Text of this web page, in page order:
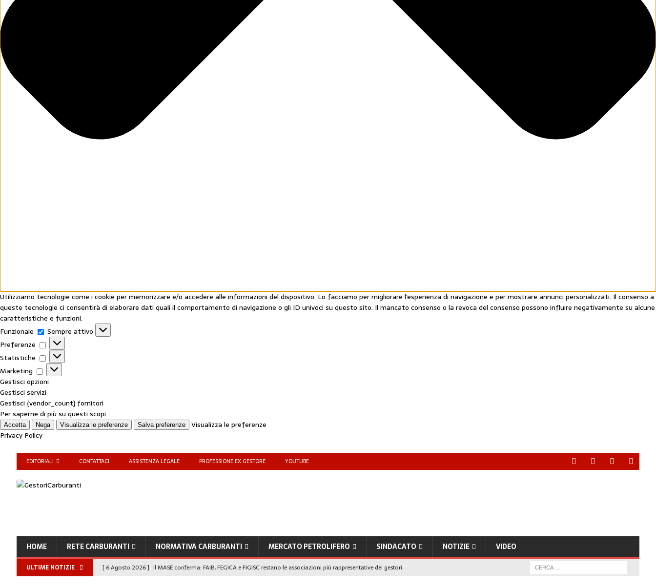
Utilizziamo tecnologie come i cookie per memorizzare e/o accedere alle informazioni del dispositivo. Lo facciamo per migliorare l'esperienza di navigazione e per mostrare annunci personalizzati. Il consenso a
queste tecnologie ci consentirà di elaborare dati quali il comportamento di navigazione o gli ID univoci su questo sito. Il mancato consenso o la revoca del consenso possono influire negativamente su alcune
caratteristiche e funzioni.
Funzionale
Sempre attivo
Preferenze
Statistiche
Marketing
Gestisci opzioni
Gestisci servizi
Gestisci {vendor_count} fornitori
Per saperne di più su questi scopi
Accetta Nega Visualizza le preferenze Salva preferenze
Visualizza le preferenze
Privacy Policy
EDITORIALI CONTATTACI ASSISTENZA LEGALE PROFESSIONE EX GESTORE YOUTUBE
HOME RETE CARBURANTI NORMATIVA CARBURANTI MERCATO PETROLIFERO SINDACATO NOTIZIE VIDEO
ULTIME NOTIZIE [ 6 Agosto 2026 ] Il MASE conferma: FAIB, FEGICA e FIGISC restano le associazioni più rappresentative dei gestori